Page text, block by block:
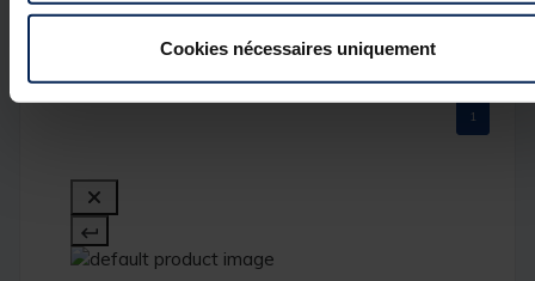
Cookies nécessaires uniquement
Pêche
1